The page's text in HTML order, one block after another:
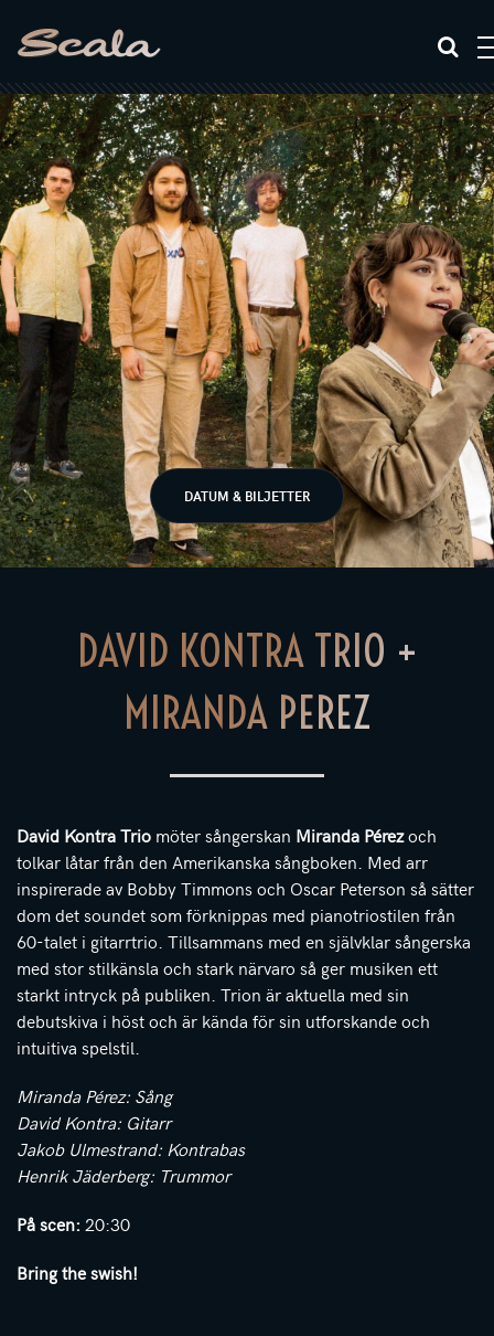
DATUM & BILJETTER
DAVID KONTRA TRIO +
MIRANDA PEREZ
David Kontra Trio möter sångerskan Miranda Pérezoch
tolkar låtar från den Amerikanska sångboken. Med arr
inspirerade av Bobby Timmons och Oscar Peterson så sätter
dom det soundet som förknippas med pianotriostilen från
60-talet i gitarrtrio. Tillsammans med en självklar sångerska
med stor stilkänsla och stark närvaro så ger musiken ett
starkt intryck på publiken. Trion är aktuella med sin
debutskiva i höst och är kända för sin utforskande och
intuitiva spelstil.
Miranda Pérez: Sång
David Kontra: Gitarr
Jakob Ulmestrand: Kontrabas
Henrik Jäderberg: Trummor
På scen: 20:30
Bring the swish!